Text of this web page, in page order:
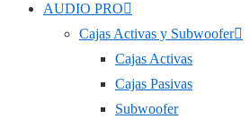
AUDIO PRO
Cajas Activas y Subwoofer
Cajas Activas
Cajas Pasivas
Subwoofer